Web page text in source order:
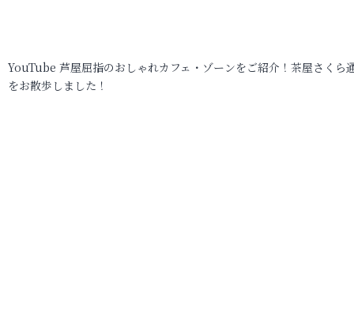
YouTube 芦屋屈指のおしゃれカフェ・ゾーンをご紹介！茶屋さくら
をお散歩しました！